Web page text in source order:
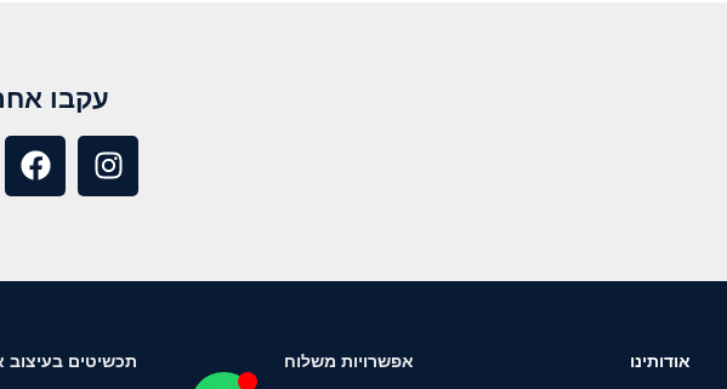
עקבו
אודותינו אפשרויות משלוח תכשיטים בעיצוב